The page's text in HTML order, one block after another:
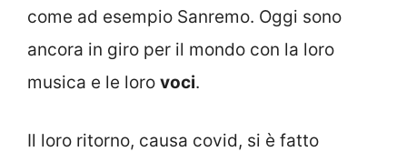
come ad esempio Sanremo. Oggi sono
ancora in giro per il mondo con la loro
musica e le loro voci.
Il loro ritorno, causa covid, si è fatto